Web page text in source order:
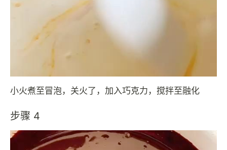
小火煮至冒泡，关火了，加入巧克力，搅拌至融化
步骤 4